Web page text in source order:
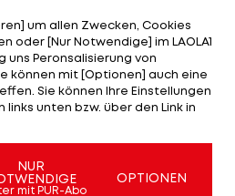
dort unsere Erfahrung.
in die Moto3 ein." Der
war bis 2009 mit
unteren Klassen der
um allen Zwecken, Cookies
oder [Nur Notwendige] im LAOLA1
uns Peronsalisierung von
können mit [Optionen] auch eine
Sie können Ihre Einstellungen
unten bzw. über den Link in
NUR
mit PUR-Abo
OPTIONEN